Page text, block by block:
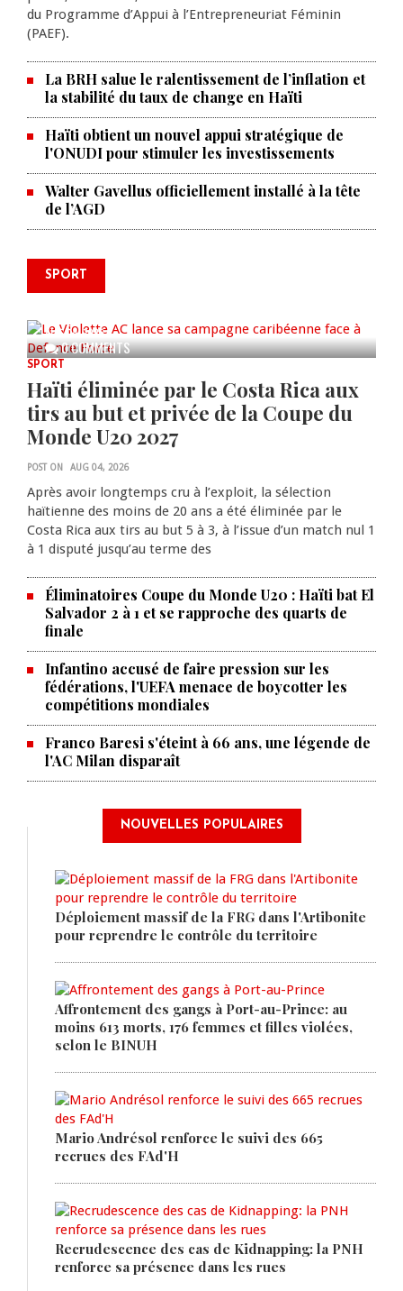
du Programme d’Appui à l’Entrepreneuriat Féminin
(PAEF).
La BRH salue le ralentissement de l’inflation et
la stabilité du taux de change en Haïti
Haïti obtient un nouvel appui stratégique de
l'ONUDI pour stimuler les investissements
Walter Gavellus officiellement installé à la tête
de l’AGD
SPORT
0 COMMENTS
Le Violette AC lance sa campagne
AUG 04, 2026
SPORT
Haïti éliminée par le Costa Rica aux
tirs au but et privée de la Coupe du
Monde U20 2027
POST ON AUG 04, 2026
Après avoir longtemps cru à l’exploit, la sélection
haïtienne des moins de 20 ans a été éliminée par le
Costa Rica aux tirs au but 5 à 3, à l’issue d’un match nul 1
à 1 disputé jusqu’au terme des
Éliminatoires Coupe du Monde U20 : Haïti bat El
Salvador 2 à 1 et se rapproche des quarts de
finale
Infantino accusé de faire pression sur les
fédérations, l'UEFA menace de boycotter les
compétitions mondiales
Franco Baresi s'éteint à 66 ans, une légende de
l'AC Milan disparaît
NOUVELLES POPULAIRES
Déploiement massif de la FRG dans l'Artibonite
pour reprendre le contrôle du territoire
Affrontement des gangs à Port-au-Prince: au
moins 613 morts, 176 femmes et filles violées,
selon le BINUH
Mario Andrésol renforce le suivi des 665
recrues des FAd'H
Recrudescence des cas de Kidnapping: la PNH
renforce sa présence dans les rues